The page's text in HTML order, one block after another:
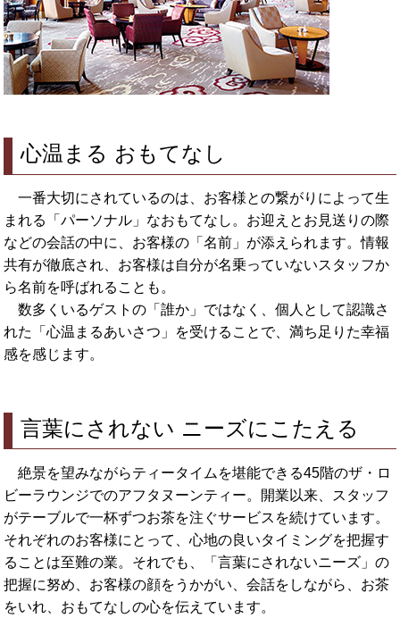
心温まる おもてなし
一番大切にされているのは、お客様との繋がりによって生
まれる「パーソナル」なおもてなし。お迎えとお見送りの際
などの会話の中に、お客様の「名前」が添えられます。情報
共有が徹底され、お客様は自分が名乗っていないスタッフか
ら名前を呼ばれることも。
数多くいるゲストの「誰か」ではなく、個人として認識さ
れた「心温まるあいさつ」を受けることで、満ち足りた幸福
感を感じます。
言葉にされない ニーズにこたえる
絶景を望みながらティータイムを堪能できる45階のザ・ロ
ビーラウンジでのアフタヌーンティー。開業以来、スタッフ
がテーブルで一杯ずつお茶を注ぐサービスを続けています。
それぞれのお客様にとって、心地の良いタイミングを把握す
ることは至難の業。それでも、「言葉にされないニーズ」の
把握に努め、お客様の顔をうかがい、会話をしながら、お茶
をいれ、おもてなしの心を伝えています。